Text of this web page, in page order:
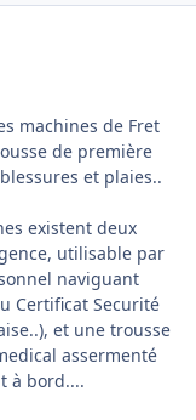
machines de Fret
de première
et plaies..
existent deux
utilisable par
naviguant
Certificat Securité
et une trousse
assermenté
à bord....